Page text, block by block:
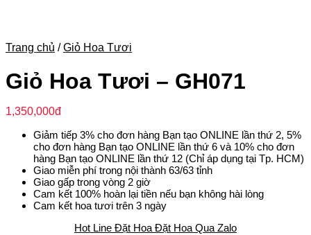
Trang chủ / Giỏ Hoa Tươi
Giỏ Hoa Tươi – GH071
1,350,000đ
Giảm tiếp 3% cho đơn hàng Bạn tạo ONLINE lần thứ 2, 5%
cho đơn hàng Bạn tạo ONLINE lần thứ 6 và 10% cho đơn
hàng Bạn tạo ONLINE lần thứ 12 (Chỉ áp dụng tại Tp. HCM)
Giao miễn phí trong nội thành 63/63 tỉnh
Giao gấp trong vòng 2 giờ
Cam kết 100% hoàn lại tiền nếu bạn không hài lòng
Cam kết hoa tươi trên 3 ngày
Hot Line Đặt Hoa Đặt Hoa Qua Zalo